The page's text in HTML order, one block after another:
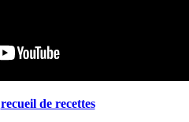
recueil de recettes